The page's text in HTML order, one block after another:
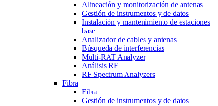
Alineación y monitorización de antenas
Gestión de instrumentos y de datos
Instalación y mantenimiento de estaciones
base
Analizador de cables y antenas
Búsqueda de interferencias
Multi-RAT Analyzer
Análisis RF
RF Spectrum Analyzers
Fibra
Fibra
Gestión de instrumentos y de datos